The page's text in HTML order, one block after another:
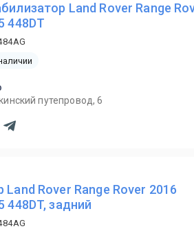
Land Rover Range
448DT
путепровод, 6
Land Rover Range Rover 2016
448DT, задний